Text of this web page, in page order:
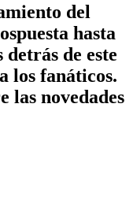
del
hasta
detrás de este
los fanáticos.
las novedades